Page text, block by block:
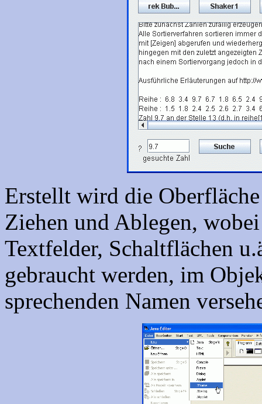
Erstellt wird die
Ziehen und Ablegen,
Textfelder, Schaltflächen
gebraucht werden, im
sprechenden Namen